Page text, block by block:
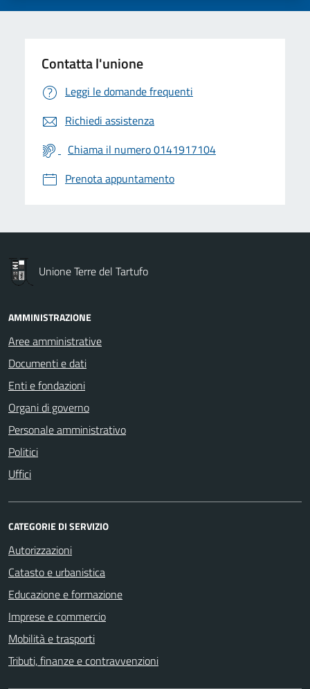
Contatta l'unione
Leggi le domande frequenti
Richiedi assistenza
Chiama il numero 0141917104
Prenota appuntamento
Unione Terre del Tartufo
AMMINISTRAZIONE
Aree amministrative
Documenti e dati
Enti e fondazioni
Organi di governo
Personale amministrativo
Politici
Uffici
CATEGORIE DI SERVIZIO
Autorizzazioni
Catasto e urbanistica
Educazione e formazione
Imprese e commercio
Mobilità e trasporti
Tributi, finanze e contravvenzioni